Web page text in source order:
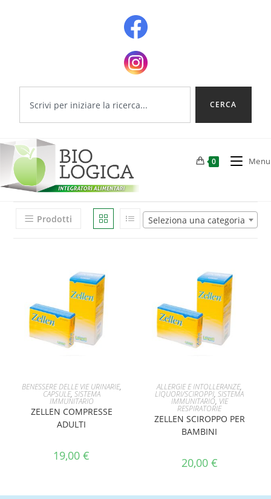
CERCA
0 Menu
Seleziona una categoria
Prodotti
AGGIUNGI AL CARRELLO
BENESSERE DELLE VIE URINARIE,
CAPSULE, SISTEMA
IMMUNITARIO
ZELLEN COMPRESSE
ADULTI
19,00€
AGGIUNGI AL CARRELLO
ALLERGIE E INTOLLERANZE,
LIQUORI/SCIROPPI,SISTEMA
IMMUNITARIO, VIE
RESPIRATORIE
ZELLEN SCIROPPO PER
BAMBINI
20,00 €